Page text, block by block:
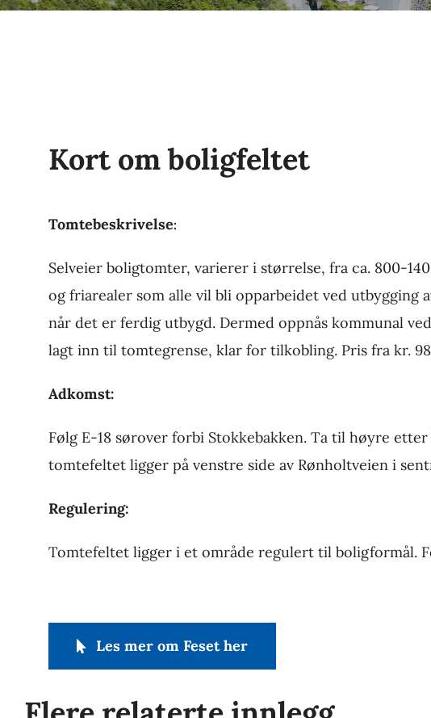
Kort om boligfeltet
Tomtebeskrivelse:
Selveier boligtomter, varierer i størrelse, fra ca. 800-
og friarealer som alle vil bli opparbeidet ved
når det er ferdig utbygd. Dermed oppnås kommunal
lagt inn til tomtegrense, klar for tilkobling. Pris fra kr.
Adkomst:
Følg E-18 sørover forbi Stokkebakken. Ta til høyre
tomtefeltet ligger på venstre side av Rønholtveien i
Regulering:
Tomtefeltet ligger i et område regulert til boligformål.
Les mer om Feset her